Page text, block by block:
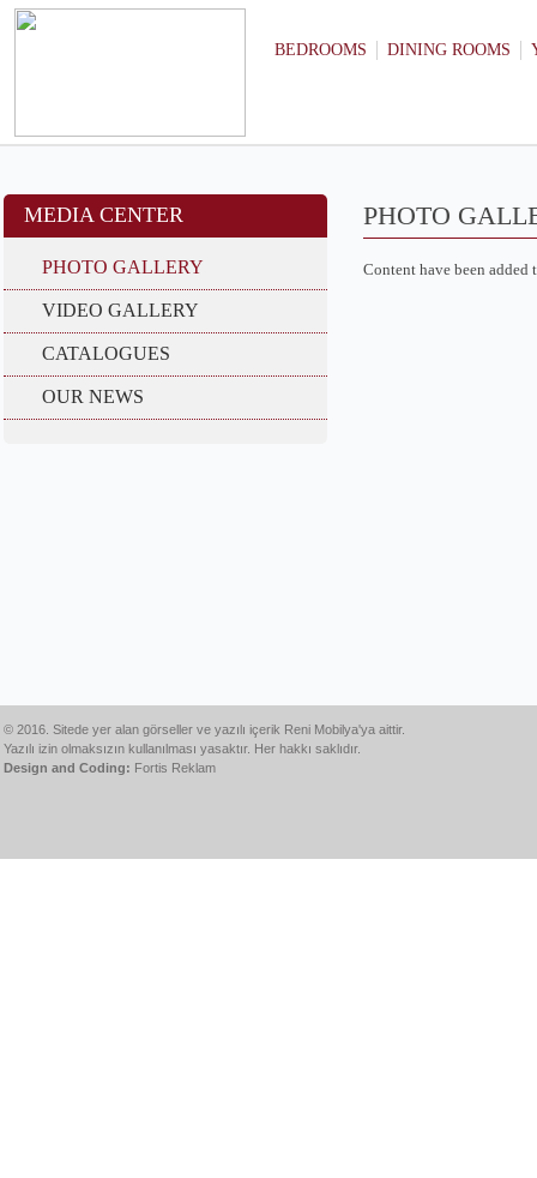
BEDROOMS DINING ROOMS
MEDIA CENTER
PHOTO GALLERY
VIDEO GALLERY
CATALOGUES
OUR NEWS
PHOTO
Content have been added
© 2016. Sitede yer alan görseller ve yazılı içerik Reni Mobilya'ya aittir.
Yazılı izin olmaksızın kullanılması yasaktır. Her hakkı saklıdır.
Design and Coding: Fortis Reklam